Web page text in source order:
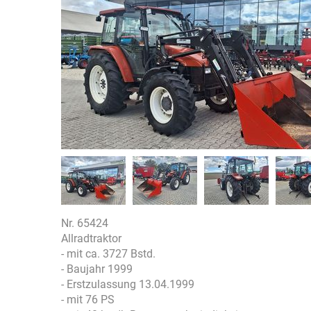
Nr. 65424
Allradtraktor
- mit ca. 3727 Bstd.
- Baujahr 1999
- Erstzulassung 13.04.1999
- mit 76 PS